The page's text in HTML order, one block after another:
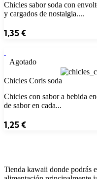
Chicles sabor soda con
y cargados de nostalgia....
1,35€
Agotado
Chicles Coris soda
Chicles con sabor a bebida
de sabor en cada...
1,25€
Tienda kawaii donde podrás